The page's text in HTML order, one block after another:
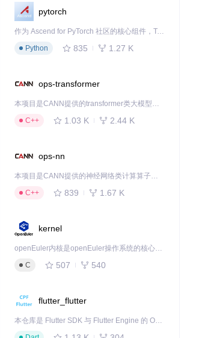
pytorch
作为 Ascend for PyTorch 社区的核心组件，TorchNPU 是昇腾专为 PyTorch 打造的深度学习适配插件，使 PyTorch 框架能够直接调用昇腾 NPU，为开发者提供昇腾 AI 处理器的超强算力。
Python
835 1.27 K
ops-transformer
本项目是CANN提供的transformer类大模型算子库，实现网络在NPU上加速计算。
C++
1.03 K 2.44 K
ops-nn
本项目是CANN提供的神经网络类计算算子库，实现网络在NPU上加速计算。
C++
839 1.67 K
kernel
openEuler内核是openEuler操作系统的核心，既是系统性能与稳定性的基石，也是连接处理器、设备与服务的桥梁。
C
507 540
flutter_flutter
本仓库是 Flutter SDK 与 Flutter Engine 的 OpenHarmony 适配版本，由 CPF-Flutter 团队维护。开发者可使用熟悉的 Flutter 技术栈开发 OpenHarmony 应用，3.35.7 及以后的适配版本可基于本仓库源码构建支持 OpenHarmony 的 Flutter Engine。